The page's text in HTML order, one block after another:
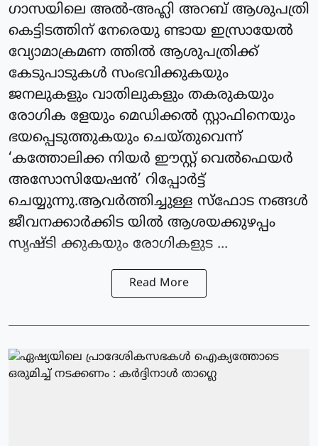
ഗാസയിലെ അല്‍-അഹ്ലി അറബ് ആശുപത്രി
കെട്ടിടത്തിന് നേരെയു ണ്ടായ ഇസ്രായേല്‍
വ്യോമാക്രമണ ത്തില്‍ ആശുപത്രിക്ക്
കേടുപാടുകള്‍ സംഭവിക്കുകയും
ജനലുകളും വാതിലുകളും തകരുകയും
രോഗിക ളേയും മെഡിക്കല്‍ സ്റ്റാഫിനെയും
ഭയപ്പെടുത്തുകയും ചെയ്തുവെന്ന്
‘കത്തോലിക്ക നിയര്‍ ഈസ്റ്റ് വെല്‍ഫെയര്‍
അസോസിയേഷന്‍’ റിപ്പോര്‍ട്ട്
ചെയ്യുന്നു.ആവര്‍ത്തിച്ചുള്ള സ്‌ഫോട നങ്ങള്‍
ജീവനക്കാര്‍ക്കിട യില്‍ ആശയക്കുഴപ്പം
സൃഷ്ടി ക്കുകയും രോഗികളുട ...
Read More